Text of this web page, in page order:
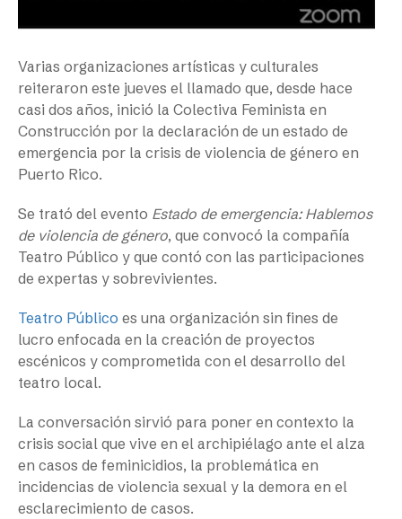
Varias organizaciones artísticas y culturales
reiteraron este jueves el llamado que, desde hace
casi dos años, inició la Colectiva Feminista en
Construcción por la declaración de un estado de
emergencia por la crisis de violencia de género en
Puerto Rico.
Se trató del evento Estado de emergencia: Hablemos
de violencia de género, que convocó la compañía
Teatro Público y que contó con las participaciones
de expertas y sobrevivientes.
Teatro Público es una organización sin fines de
lucro enfocada en la creación de proyectos
escénicos y comprometida con el desarrollo del
teatro local.
La conversación sirvió para poner en contexto la
crisis social que vive en el archipiélago ante el alza
en casos de feminicidios, la problemática en
incidencias de violencia sexual y la demora en el
esclarecimiento de casos.